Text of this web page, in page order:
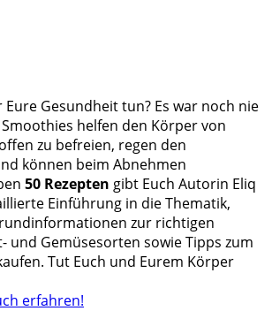
Gesundheit tun? Es war noch nie
helfen den Körper von
zu befreien, regen den
können beim Abnehmen
50 Rezepten gibt Euch Autorin Eliq
Einführung in die Thematik,
zur richtigen
und Gemüsesorten sowie Tipps zum
Tut Euch und Eurem Körper
erfahren!